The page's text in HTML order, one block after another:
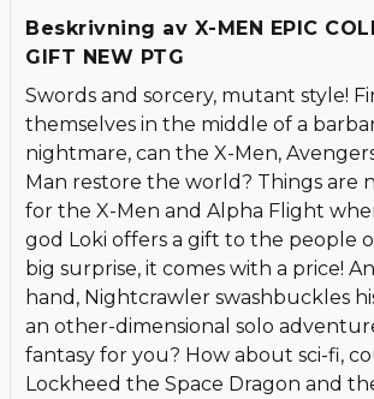
Beskrivning av X-MEN EPIC
GIFT NEW PTG
Swords and sorcery, mutant style!
themselves in the middle of a
nightmare, can the X-Men,
Man restore the world? Things are
for the X-Men and Alpha Flight
god Loki offers a gift to the people
big surprise, it comes with a price!
hand, Nightcrawler swashbuckles
an other-dimensional solo
fantasy for you? How about sci-fi,
Lockheed the Space Dragon and